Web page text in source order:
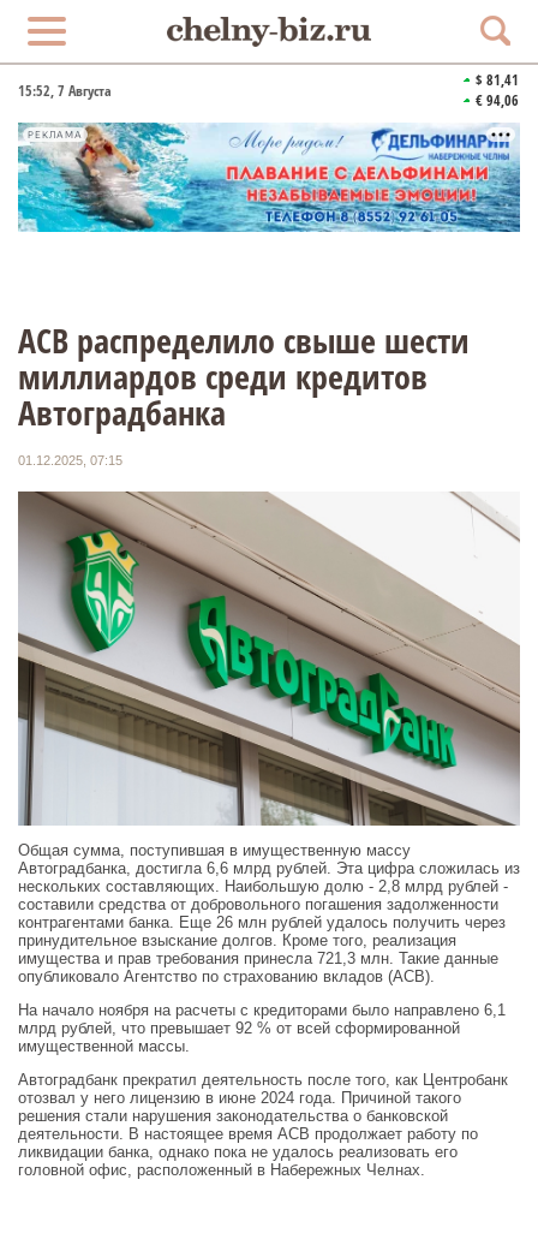
15:52, 7 Августа
$ 81,41
€ 94,06
РЕКЛАМА
АСВ распределило свыше шести
миллиардов среди кредитов
Автоградбанка
01.12.2025, 07:15
Общая сумма, поступившая в имущественную массу
Автоградбанка, достигла 6,6 млрд рублей. Эта цифра сложилась из
нескольких составляющих. Наибольшую долю - 2,8 млрд рублей -
составили средства от добровольного погашения задолженности
контрагентами банка. Еще 26 млн рублей удалось получить через
принудительное взыскание долгов. Кроме того, реализация
имущества и прав требования принесла 721,3 млн. Такие данные
опубликовало Агентство по страхованию вкладов (АСВ).
На начало ноября на расчеты с кредиторами было направлено 6,1
млрд рублей, что превышает 92 % от всей сформированной
имущественной массы.
Автоградбанк прекратил деятельность после того, как Центробанк
отозвал у него лицензию в июне 2024 года. Причиной такого
решения стали нарушения законодательства о банковской
деятельности. В настоящее время АСВ продолжает работу по
ликвидации банка, однако пока не удалось реализовать его
головной офис, расположенный в Набережных Челнах.